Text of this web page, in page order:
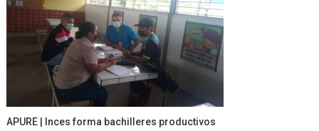
APURE | Inces forma bachilleres productivos